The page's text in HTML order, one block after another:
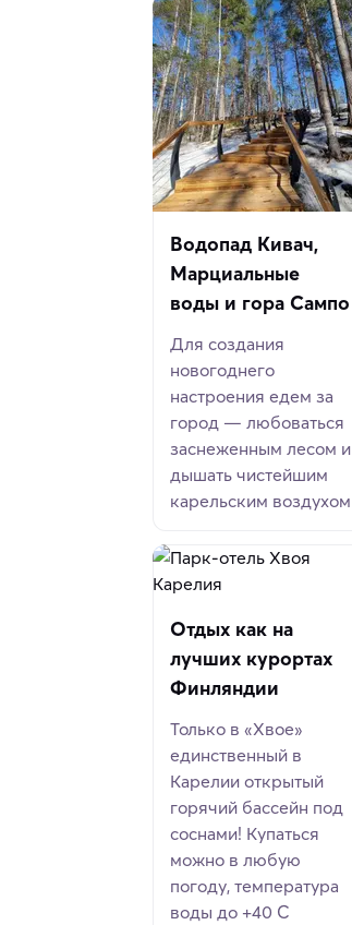
Водопад Кивач,
Марциальные
воды и гора Сампо
Для создания
новогоднего
настроения едем за
город — любоваться
заснеженным лесом и
дышать чистейшим
карельским воздухом
Отдых как на
лучших курортах
Финляндии
Только в «Хвое»
единственный в
Карелии открытый
горячий бассейн под
соснами! Купаться
можно в любую
погоду, температура
воды до +40 С